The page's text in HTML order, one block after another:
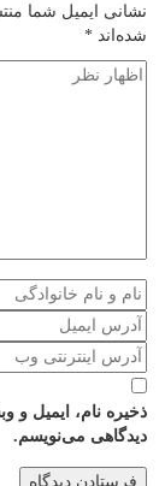
نشانی ایمیل شما
شده‌اند *
ذخیره نام، ایمیل و
دیدگاهی می‌نویسم.